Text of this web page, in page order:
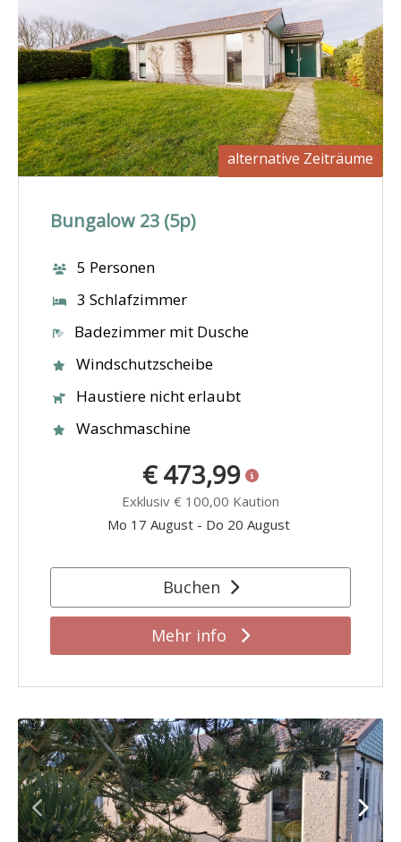
alternative Zeiträume
Bungalow 23 (5p)
5 Personen
3 Schlafzimmer
Badezimmer mit Dusche
Windschutzscheibe
Haustiere nicht erlaubt
Waschmaschine
€ 473,99
Exklusiv € 100,00 Kaution
Mo 17 August - Do 20 August
Buchen
Mehr info